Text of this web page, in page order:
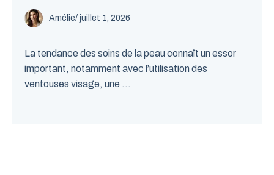
Amélie/ juillet 1, 2026
La tendance des soins de la peau connaît un essor
important, notamment avec l’utilisation des
ventouses visage, une ...